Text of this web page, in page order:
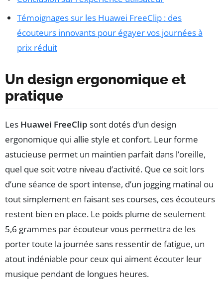
Témoignages sur les Huawei FreeClip : des
écouteurs innovants pour égayer vos journées à
prix réduit
Un design ergonomique et
pratique
Les Huawei FreeClip sont dotés d’un design
ergonomique qui allie style et confort. Leur forme
astucieuse permet un maintien parfait dans l’oreille,
quel que soit votre niveau d’activité. Que ce soit lors
d’une séance de sport intense, d’un jogging matinal ou
tout simplement en faisant ses courses, ces écouteurs
restent bien en place. Le poids plume de seulement
5,6 grammes par écouteur vous permettra de les
porter toute la journée sans ressentir de fatigue, un
atout indéniable pour ceux qui aiment écouter leur
musique pendant de longues heures.